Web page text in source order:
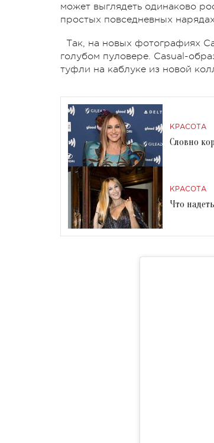
может выглядеть одинаково
простых повседневных
Так, на новых фотографиях
голубом пуловере. Casual-
туфли на каблуке из новой
КРАСОТА
Словно
КРАСОТА
Что